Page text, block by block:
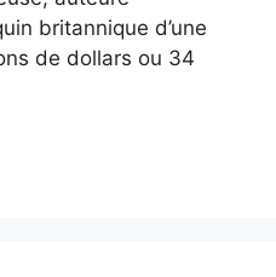
britannique d’une
de dollars ou 34